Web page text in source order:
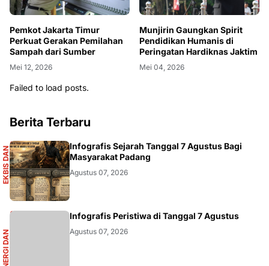
Pemkot Jakarta Timur
Perkuat Gerakan Pemilahan
Sampah dari Sumber
Mei 12, 2026
Munjirin Gaungkan Spirit
Pendidikan Humanis di
Peringatan Hardiknas Jaktim
Mei 04, 2026
Failed to load posts.
Berita Terbaru
E
K
B
I
S
D
A
N
I
N
F
O
G
R
A
F
IS
Infografis Sejarah Tanggal 7 Agustus Bagi
Masyarakat Padang
Agustus 07, 2026
E
N
E
R
G
I
D
A
N
I
N
F
R
A
S
T
R
U
K
T
U
Infografis Peristiwa di Tanggal 7 Agustus
Agustus 07, 2026